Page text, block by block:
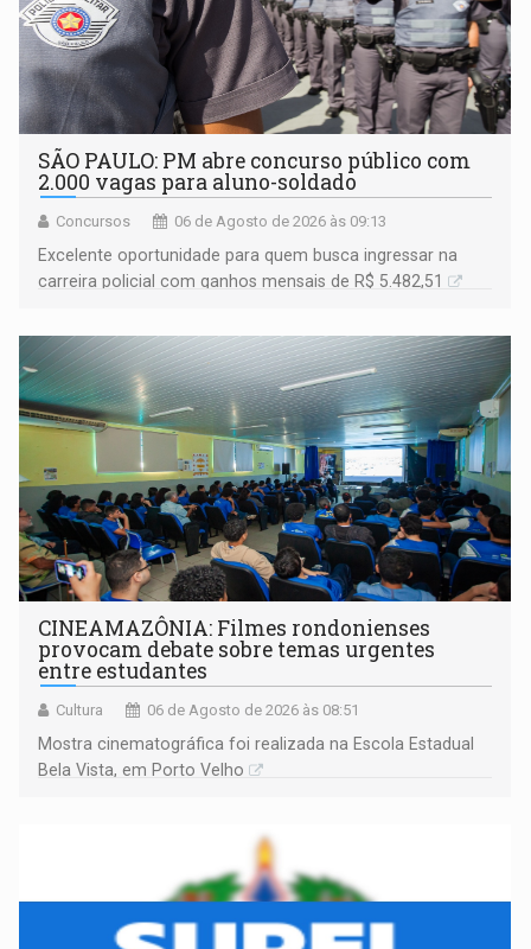
SÃO PAULO: PM abre concurso público com
2.000 vagas para aluno-soldado
Concursos 06 de Agosto de 2026 às 09:13
Excelente oportunidade para quem busca ingressar na
carreira policial com ganhos mensais de R$ 5.482,51
CINEAMAZÔNIA: Filmes rondonienses
provocam debate sobre temas urgentes
entre estudantes
Cultura 06 de Agosto de 2026 às 08:51
Mostra cinematográfica foi realizada na Escola Estadual
Bela Vista, em Porto Velho